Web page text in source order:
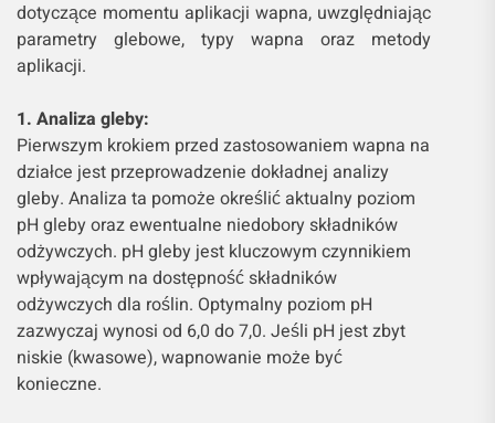
dotyczące momentu aplikacji wapna, uwzględniając
parametry glebowe, typy wapna oraz metody
aplikacji.
1. Analiza gleby:
Pierwszym krokiem przed zastosowaniem wapna na
działce jest przeprowadzenie dokładnej analizy
gleby. Analiza ta pomoże określić aktualny poziom
pH gleby oraz ewentualne niedobory składników
odżywczych. pH gleby jest kluczowym czynnikiem
wpływającym na dostępność składników
odżywczych dla roślin. Optymalny poziom pH
zazwyczaj wynosi od 6,0 do 7,0. Jeśli pH jest zbyt
niskie (kwasowe), wapnowanie może być
konieczne.